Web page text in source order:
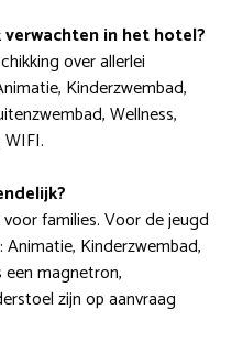
in het hotel?
over allerlei
Kinderzwembad,
Wellness,
families. Voor de jeugd
Kinderzwembad,
een magnetron,
zijn op aanvraag